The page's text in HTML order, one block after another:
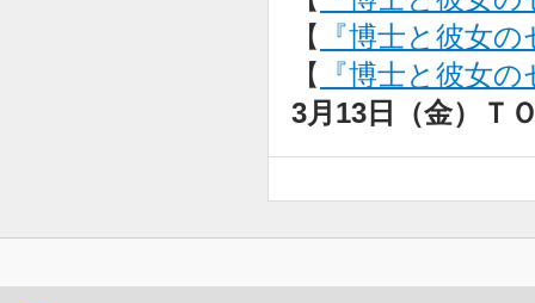
【
『博士と彼女
【
『博士と彼女
3月13日（金）Ｔ